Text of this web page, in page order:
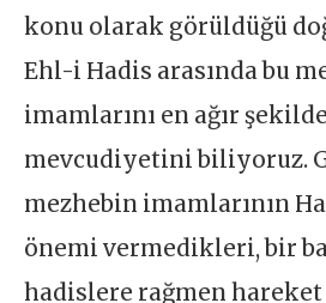
konu olarak görüldüğü
Ehl-i Hadis arasında bu
imamlarını en ağır
mevcudiyetini biliyoruz.
mezhebin imamlarının
önemi vermedikleri, bir
hadislere rağmen